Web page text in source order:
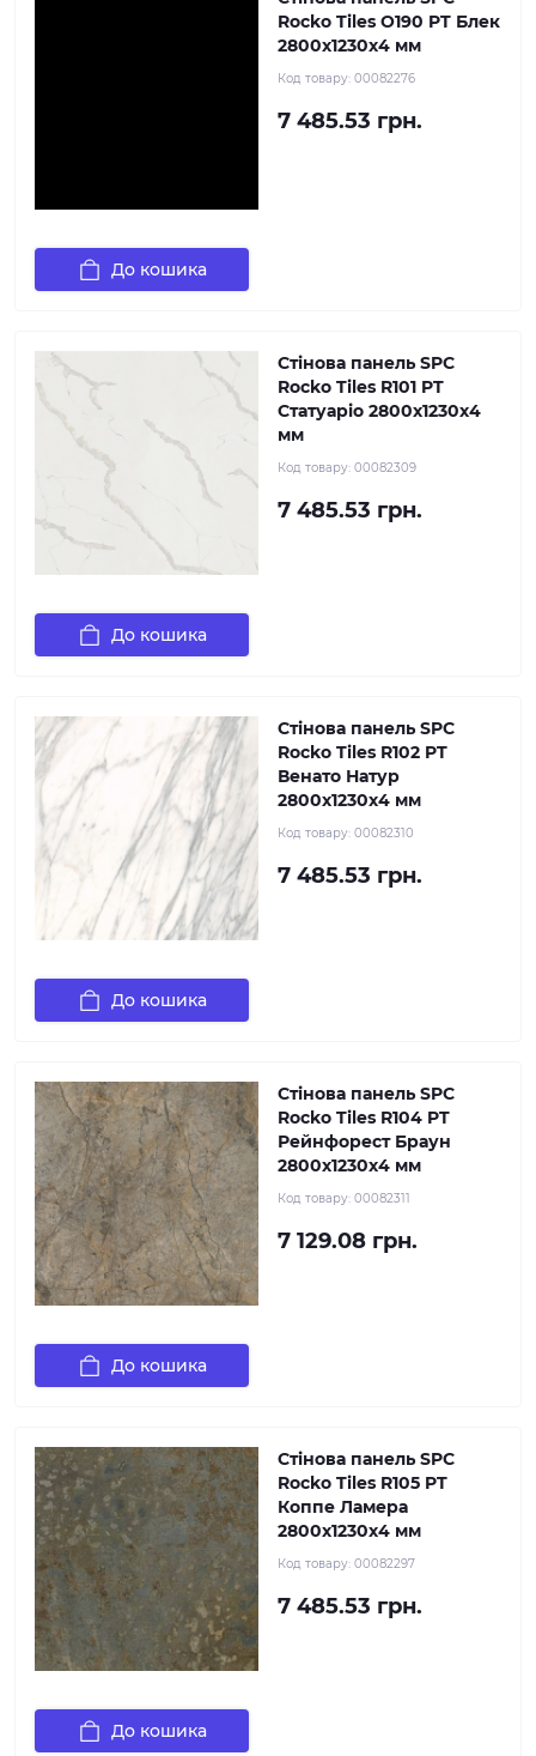
Rocko Tiles O190 PT Блек
2800х1230х4 мм
Код товару: 00082276
7 485.53 грн.
До кошика
Стінова панель SPC
Rocko Tiles R101 PT
Статуаріо 2800х1230х4
мм
Код товару: 00082309
7 485.53 грн.
До кошика
Стінова панель SPC
Rocko Tiles R102 PT
Венато Натур
2800х1230х4 мм
Код товару: 00082310
7 485.53 грн.
До кошика
Стінова панель SPC
Rocko Tiles R104 PT
Рейнфорест Браун
2800х1230х4 мм
Код товару: 00082311
7 129.08 грн.
До кошика
Стінова панель SPC
Rocko Tiles R105 PT
Коппе Ламера
2800х1230х4 мм
Код товару: 00082297
7 485.53 грн.
До кошика